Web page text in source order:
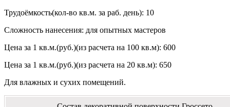
Трудоёмкость(кол-во кв.м. за раб. день): 10
Сложность нанесения: для опытных мастеров
Цена за 1 кв.м.(руб.)(из расчета на 100 кв.м): 600
Цена за 1 кв.м.(руб.)(из расчета на 20 кв.м): 650
Для влажных и сухих помещений.